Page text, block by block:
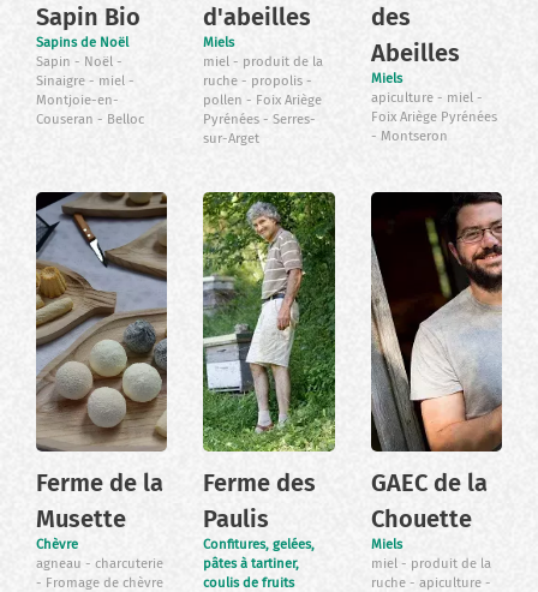
Sapin Bio
Sapins de Noël
Sapin
Noël
Sinaigre
miel
Montjoie-en-
Couseran
Belloc
d'abeilles
Miels
miel
produit de la
ruche
propolis
pollen
Foix Ariège
Pyrénées
Serres-
sur-Arget
des
Abeilles
Miels
apiculture
miel
Foix Ariège Pyrénées
Montseron
Ferme de la
Musette
Chèvre
agneau
charcuterie
Fromage de chèvre
Ferme des
Paulis
Confitures, gelées,
pâtes à tartiner,
coulis de fruits
GAEC de la
Chouette
Miels
miel
produit de la
ruche
apiculture